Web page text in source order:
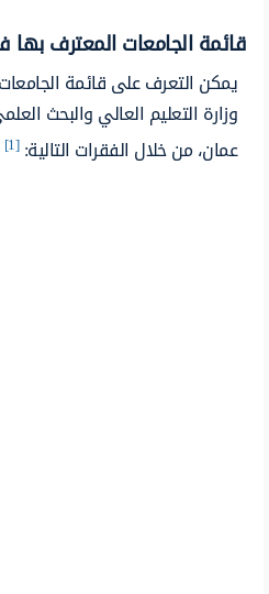
قائمة الجامعات المعترف بها
يمكن التعرف على قائمة
وزارة التعليم العالي والبحث
عمان، من خلال الفقرات التالية:[1]